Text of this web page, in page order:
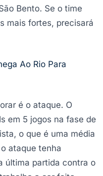
Bento. Se o time
mais fortes, precisará
Ao Rio Para
é o ataque. O
em 5 jogos na fase de
o que é uma média
ataque tenha
última partida contra o